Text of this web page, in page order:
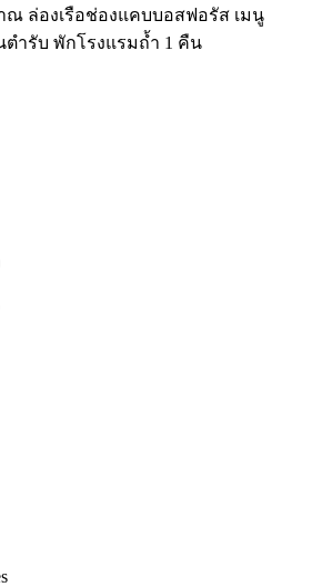
ณ ล่องเรือช่องแคบบอสฟอรัส เมนู
ำรับ พักโรงแรมถ้ำ 1 คืน